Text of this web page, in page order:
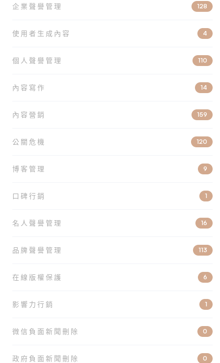
企業聲譽管理 128
使用者生成內容 4
個人聲譽管理 110
內容寫作 14
內容營銷 159
公關危機 120
博客管理 9
口碑行銷 1
名人聲譽管理 16
品牌聲譽管理 113
在線版權保護 6
影響力行銷 1
微信負面新聞刪除 0
政府負面新聞刪除 0